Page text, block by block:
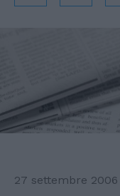
27 settembre 2006